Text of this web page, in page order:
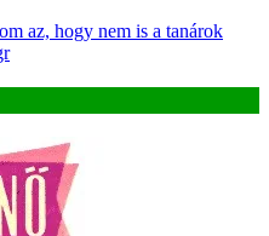
az, hogy nem is a tanárok